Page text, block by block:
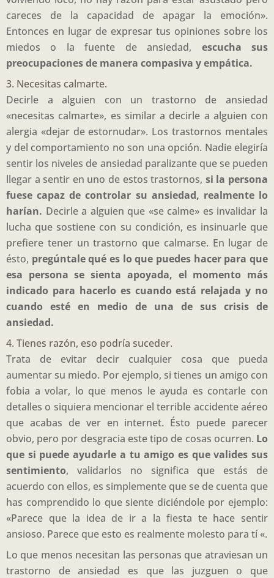
careces de la capacidad de apagar la emoción».
Entonces en lugar de expresar tus opiniones sobre los
miedos o la fuente de ansiedad, escucha sus
preocupaciones de manera compasiva y empática.
3. Necesitas calmarte.
Decirle a alguien con un trastorno de ansiedad
«necesitas calmarte», es similar a decirle a alguien con
alergia «dejar de estornudar». Los trastornos mentales
y del comportamiento no son una opción. Nadie elegiría
sentir los niveles de ansiedad paralizante que se pueden
llegar a sentir en uno de estos trastornos, si la persona
fuese capaz de controlar su ansiedad, realmente lo
harían. Decirle a alguien que «se calme» es invalidar la
lucha que sostiene con su condición, es insinuarle que
prefiere tener un trastorno que calmarse. En lugar de
ésto, pregúntale qué es lo que puedes hacer para que
esa persona se sienta apoyada, el momento más
indicado para hacerlo es cuando está relajada y no
cuando esté en medio de una de sus crisis de
ansiedad.
4. Tienes razón, eso podría suceder.
Trata de evitar decir cualquier cosa que pueda
aumentar su miedo. Por ejemplo, si tienes un amigo con
fobia a volar, lo que menos le ayuda es contarle con
detalles o siquiera mencionar el terrible accidente aéreo
que acabas de ver en internet. Ésto puede parecer
obvio, pero por desgracia este tipo de cosas ocurren. Lo
que si puede ayudarle a tu amigo es que valides sus
sentimiento, validarlos no significa que estás de
acuerdo con ellos, es simplemente que se de cuenta que
has comprendido lo que siente diciéndole por ejemplo:
«Parece que la idea de ir a la fiesta te hace sentir
ansioso. Parece que esto es realmente molesto para tí «.
Lo que menos necesitan las personas que atraviesan un
trastorno de ansiedad es que las juzguen o que